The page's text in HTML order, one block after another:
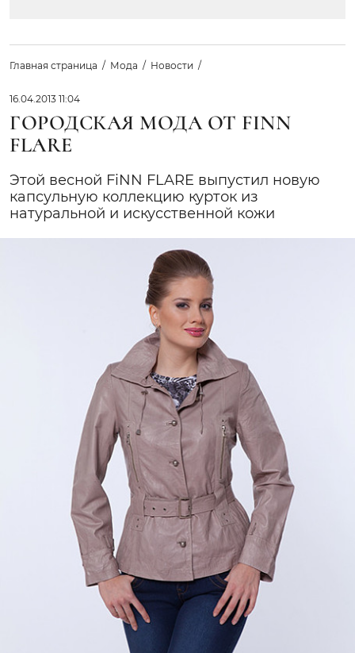
Главная страница Мода Новости
16.04.2013 11:04
ГОРОДСКАЯ МОДА ОТ FINN
FLARE
Этой весной FiNN FLARE выпустил новую
капсульную коллекцию курток из
натуральной и искусственной кожи